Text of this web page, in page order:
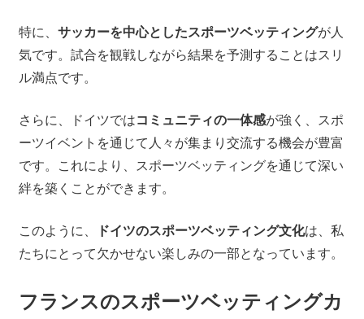
特に、 サッカーを中心としたスポーツベッティングが人
気です。試合を観戦しながら結果を予測することはスリ
ル満点です。
さらに、ドイツではコミュニティの一体感が強く、スポ
ーツイベントを通じて人々が集まり交流する機会が豊富
です。これにより、スポーツベッティングを通じて深い
絆を築くことができます。
このように、 ドイツのスポーツベッティング文化は、私
たちにとって欠かせない楽しみの一部となっています。
フランスのスポーツベッティングカ